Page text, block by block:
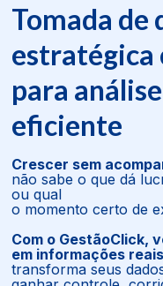
Tomada de
estratégica
para
eficiente
Crescer sem
não sabe o que dá
ou qual
o momento certo de
Com o GestãoClick,
em informações
transforma seus